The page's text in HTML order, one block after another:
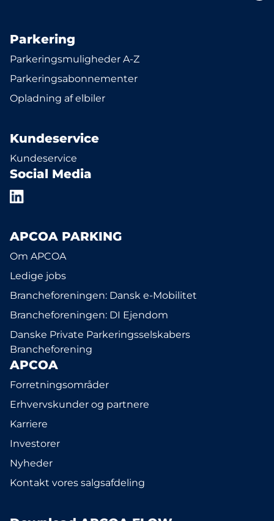
Parkering
Parkeringsmuligheder A-Z
Parkeringsabonnementer
Opladning af elbiler
Kundeservice
Kundeservice
Social Media
APCOA PARKING
Om APCOA
Ledige jobs
Brancheforeningen: Dansk e-Mobilitet
Brancheforeningen: DI Ejendom
Danske Private Parkeringsselskabers
Brancheforening
APCOA
Forretningsområder
Erhvervskunder og partnere
Karriere
Investorer
Nyheder
Kontakt vores salgsafdeling